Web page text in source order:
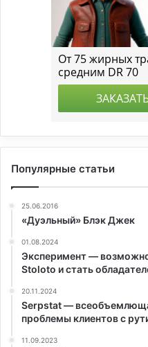
Популярные статьи
25.06.2016
«Дуэльный» Блэк Джек
01.08.2024
Эксперимент —
Stoloto и стать
20.11.2024
Serpstat —
проблемы клиентов с
11.09.2023